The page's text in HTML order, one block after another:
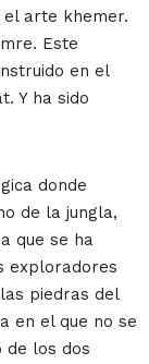
arte khemer.
Este
en el
Y ha sido
donde
de la jungla,
que se ha
exploradores
piedras del
en el que no se
de los dos